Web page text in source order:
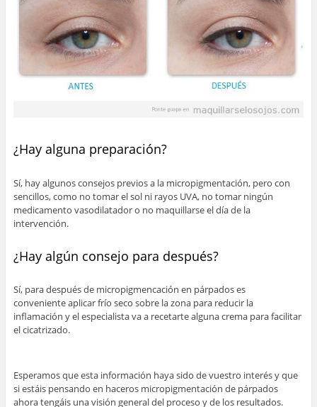
¿Hay alguna preparación?
Sí, hay algunos consejos previos a la micropigmentación, pero con
sencillos, como no tomar el sol ni rayos UVA, no tomar ningún
medicamento vasodilatador o no maquillarse el día de la
intervención.
¿Hay algún consejo para después?
Sí, para después de micropigmencación en párpados es
conveniente aplicar frío seco sobre la zona para reducir la
inflamación y el especialista va a recetarte alguna crema para facilitar
el cicatrizado.
Esperamos que esta información haya sido de vuestro interés y que
si estáis pensando en haceros micropigmentación de párpados
ahora tengáis una visión general del proceso y de los resultados.